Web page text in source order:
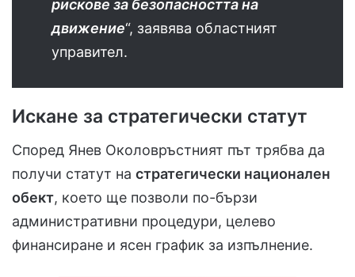
рискове за безопасността на
движение“, заявява областният
управител.
Искане за стратегически статут
Според Янев Околовръстният път трябва да
получи статут на стратегически национален
обект, което ще позволи по-бързи
административни процедури, целево
финансиране и ясен график за изпълнение.